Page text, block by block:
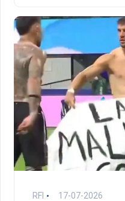
RFI 17-07-2026